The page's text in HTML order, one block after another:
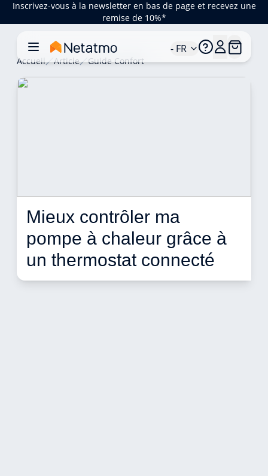
Inscrivez-vous à la newsletter en bas de page et recevez une
remise de 10%*
- FR
Accueil Article Guide Confort
Mieux contrôler ma
pompe à chaleur grâce à
un thermostat connecté